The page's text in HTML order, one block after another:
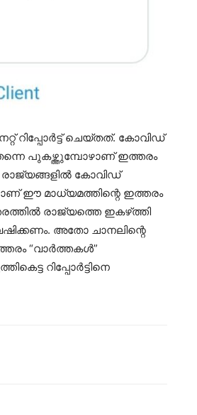
ചെയ്തത്. കോവിഡ്
പുകഴ്ത്തുമ്പോഴാണ് ഇത്തരം
രാജ്യങ്ങളിൽ കോവിഡ്
ഈ മാധ്യമത്തിന്റെ ഇത്തരം
രാജ്യത്തെ ഇകഴ്‌ത്തി
അതോ ചാനലിന്റെ
“വാർത്തകൾ”
റിപ്പോർട്ടിനെ